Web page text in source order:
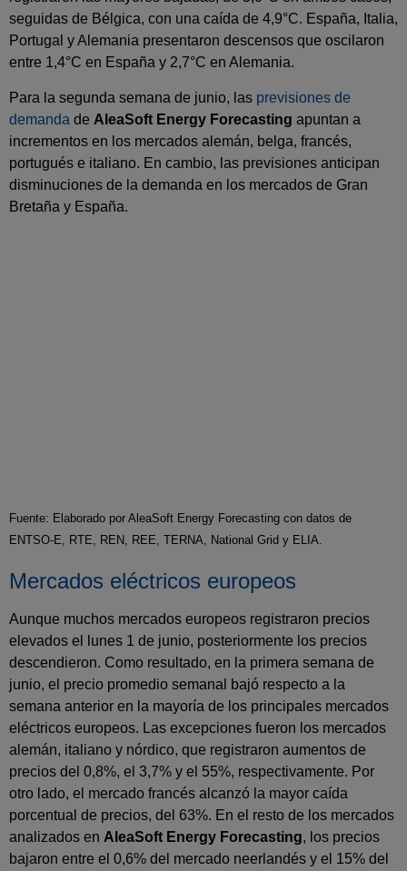
seguidas de Bélgica, con una caída de 4,9°C. España, Italia,
Portugal y Alemania presentaron descensos que oscilaron
entre 1,4°C en España y 2,7°C en Alemania.
Para la segunda semana de junio, las previsiones de
demanda de AleaSoft Energy Forecasting apuntan a
incrementos en los mercados alemán, belga, francés,
portugués e italiano. En cambio, las previsiones anticipan
disminuciones de la demanda en los mercados de Gran
Bretaña y España.
Fuente: Elaborado por AleaSoft Energy Forecasting con datos de
ENTSO-E, RTE, REN, REE, TERNA, National Grid y ELIA.
Mercados eléctricos europeos
Aunque muchos mercados europeos registraron precios
elevados el lunes 1 de junio, posteriormente los precios
descendieron. Como resultado, en la primera semana de
junio, el precio promedio semanal bajó respecto a la
semana anterior en la mayoría de los principales mercados
eléctricos europeos. Las excepciones fueron los mercados
alemán, italiano y nórdico, que registraron aumentos de
precios del 0,8%, el 3,7% y el 55%, respectivamente. Por
otro lado, el mercado francés alcanzó la mayor caída
porcentual de precios, del 63%. En el resto de los mercados
analizados en AleaSoft Energy Forecasting, los precios
bajaron entre el 0,6% del mercado neerlandés y el 15% del